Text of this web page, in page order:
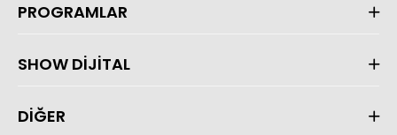
PROGRAMLAR
SHOW DİJİTAL
DİĞER